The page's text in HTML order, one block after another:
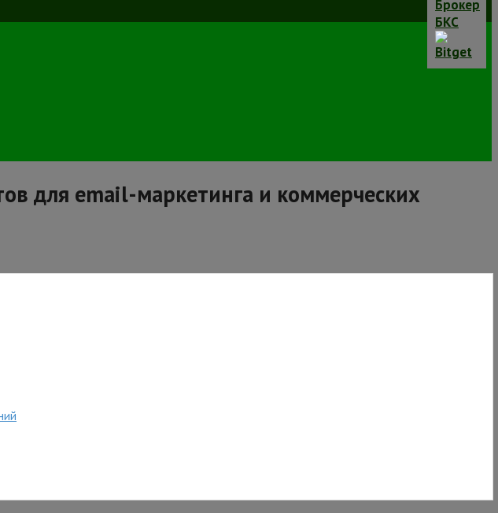
для email-маркетинга и коммерческих